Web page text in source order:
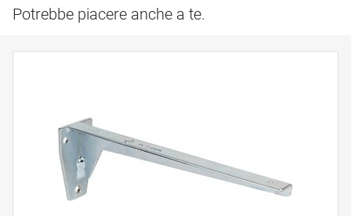
Potrebbe piacere anche a te.